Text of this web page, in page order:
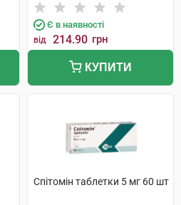
Є в наявності
від 214.90 грн
КУПИТИ
Спітомін таблетки 5 мг 60 шт